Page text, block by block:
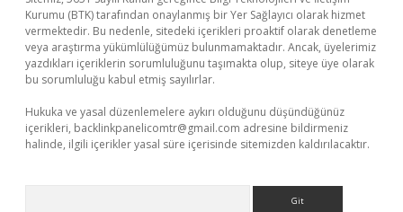
Kurumu (BTK) tarafından onaylanmış bir Yer Sağlayıcı olarak hizmet
vermektedir. Bu nedenle, sitedeki içerikleri proaktif olarak denetleme
veya araştırma yükümlülüğümüz bulunmamaktadır. Ancak, üyelerimiz
yazdıkları içeriklerin sorumluluğunu taşımakta olup, siteye üye olarak
bu sorumluluğu kabul etmiş sayılırlar.
Hukuka ve yasal düzenlemelere aykırı olduğunu düşündüğünüz
içerikleri, backlinkpanelicomtr@gmail.com adresine bildirmeniz
halinde, ilgili içerikler yasal süre içerisinde sitemizden kaldırılacaktır.